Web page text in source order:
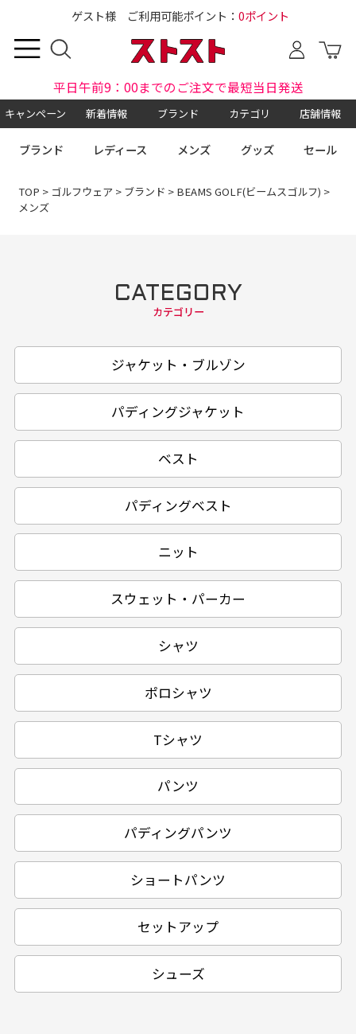
ゲスト様 ご利用可能ポイント： 0ポイント
平日午前9：00までのご注文で最短当日発送
キャンペーン 新着情報 ブランド カテゴリ 店舗情報
ブランド レディース メンズ グッズ セール
TOP > ゴルフウェア > ブランド > BEAMS GOLF(ビームスゴルフ) >
メンズ
CATEGORY
カテゴリー
ジャケット・ブルゾン
パディングジャケット
ベスト
パディングベスト
ニット
スウェット・パーカー
シャツ
ポロシャツ
Tシャツ
パンツ
パディングパンツ
ショートパンツ
セットアップ
シューズ